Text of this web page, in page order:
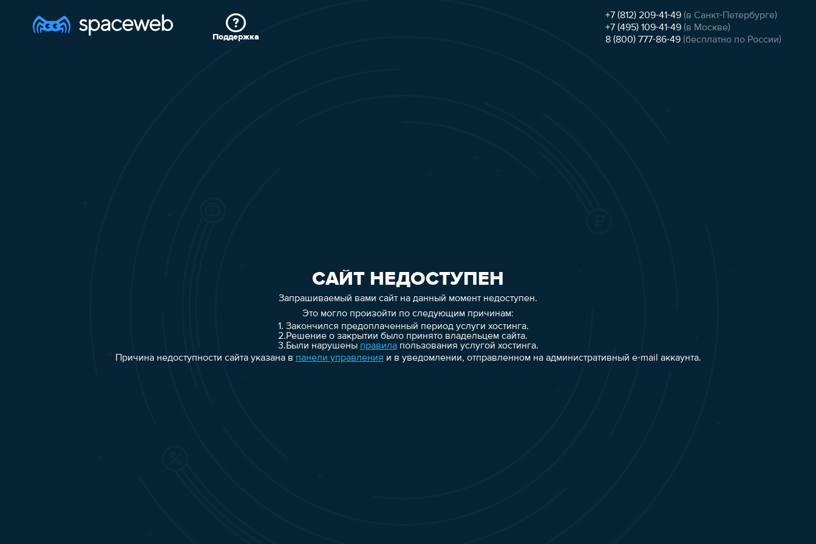
Поддержка
+7 (812) 209-41-49 (в Санкт-Петербурге)
+7 (495) 109-41-49 (в Москве)
8 (800) 777-86-49 (бесплатно по России)
САЙТ НЕДОСТУПЕН
Запрашиваемый вами сайт на данный момент недоступен.
Это могло произойти по следующим причинам:
1. Закончился предоплаченный период услуги хостинга.
2.Решение о закрытии было принято владельцем сайта.
3.Были нарушены правилапользования услугой хостинга.
Причина недоступности сайта указана в панели управления и в уведомлении, отправленном на административный e-mail аккаунта.